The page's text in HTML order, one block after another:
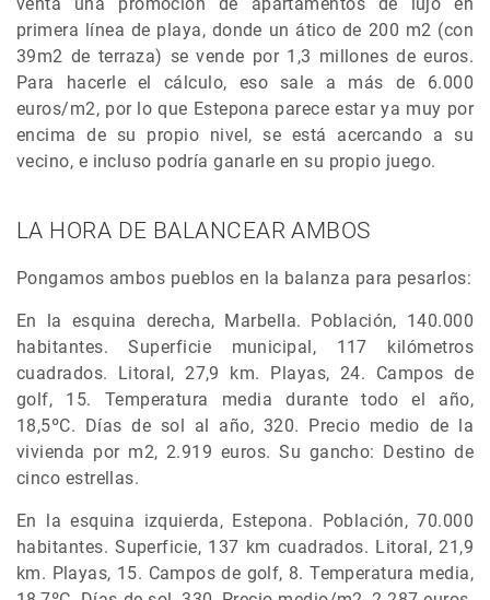
primera línea de playa, donde un ático de 200 m2 (con
39m2 de terraza) se vende por 1,3 millones de euros.
Para hacerle el cálculo, eso sale a más de 6.000
euros/m2, por lo que Estepona parece estar ya muy por
encima de su propio nivel, se está acercando a su
vecino, e incluso podría ganarle en su propio juego.
LA HORA DE BALANCEAR AMBOS
Pongamos ambos pueblos en la balanza para pesarlos:
En la esquina derecha, Marbella. Población, 140.000
habitantes. Superficie municipal, 117 kilómetros
cuadrados. Litoral, 27,9 km. Playas, 24. Campos de
golf, 15. Temperatura media durante todo el año,
18,5ºC. Días de sol al año, 320. Precio medio de la
vivienda por m2, 2.919 euros. Su gancho: Destino de
cinco estrellas.
En la esquina izquierda, Estepona. Población, 70.000
habitantes. Superficie, 137 km cuadrados. Litoral, 21,9
km. Playas, 15. Campos de golf, 8. Temperatura media,